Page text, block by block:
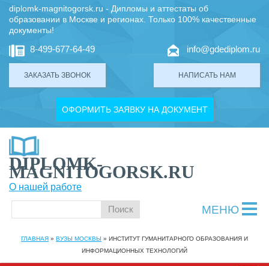
diplomk-magnitogorsk.ru - Дипломы и аттестаты об
образовании в Москве и регионах. Только 100% качественные
документы!
8-499-677-64-49
ЗАКАЗАТЬ ЗВОНОК
info@gdediplom.ru
НАПИСАТЬ НАМ
ОФОРМИТЬ ЗАЯВКУ НА ДОКУМЕНТ
DIPLOMK-
MAGNITOGORSK.RU
О нашей работе
МЕНЮ
ГЛАВНАЯ » ВУЗЫ МОСКВЫ » ИНСТИТУТ ГУМАНИТАРНОГО ОБРАЗОВАНИЯ И
ИНФОРМАЦИОННЫХ ТЕХНОЛОГИЙ